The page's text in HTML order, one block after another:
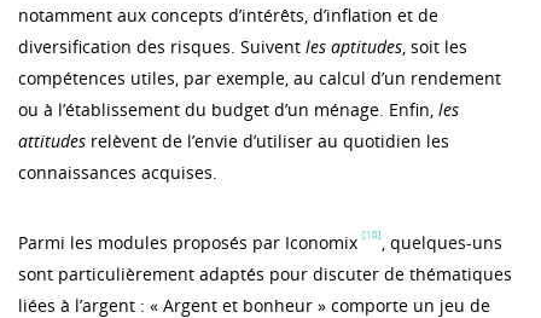
notamment aux concepts d’intérêts, d’inflation et de
diversification des risques. Suivent les aptitudes, soit les
compétences utiles, par exemple, au calcul d’un rendement
ou à l’établissement du budget d’un ménage. Enfin, les
attitudes relèvent de l’envie d’utiliser au quotidien les
connaissances acquises.
Parmi les modules proposés par Iconomix [10] , quelques-uns
sont particulièrement adaptés pour discuter de thématiques
liées à l’argent : « Argent et bonheur » comporte un jeu de